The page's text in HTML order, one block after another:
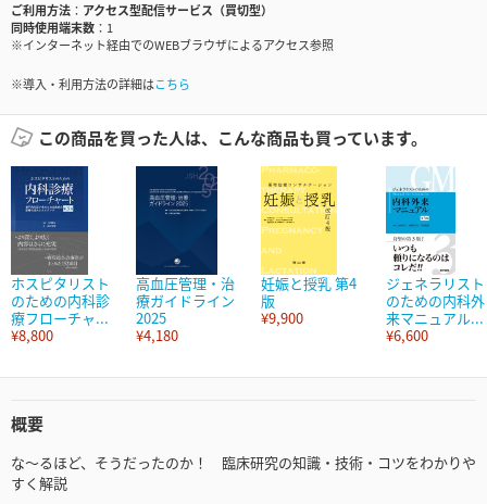
ご利用方法
アクセス型配信サービス（買切型）
同時使用端末数
1
※インターネット経由でのWEBブラウザによるアクセス参照
※導入・利用方法の詳細はこちら
この商品を買った人は、こんな商品も買っています。
ホスピタリスト
のための内科診
療フローチャ...
¥8,800
高血圧管理・治
療ガイドライン
2025
¥4,180
妊娠と授乳 第4
版
¥9,900
ジェネラリスト
のための内科外
来マニュアル...
¥6,600
概要
な～るほど、そうだったのか！ 臨床研究の知識・技術・コツをわかりや
すく解説